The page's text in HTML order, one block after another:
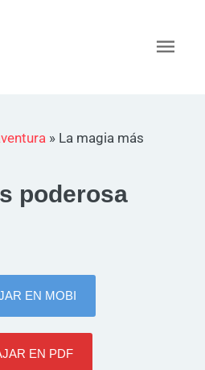
» La magia más
poderosa
EN MOBI
EN PDF